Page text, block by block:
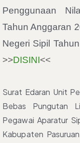
Penggunaan
Tahun Anggaran
Negeri Sipil
>>DISINI<<
Surat Edaran Unit
Bebas Pungutan
Pegawai Aparatur
Kabupaten